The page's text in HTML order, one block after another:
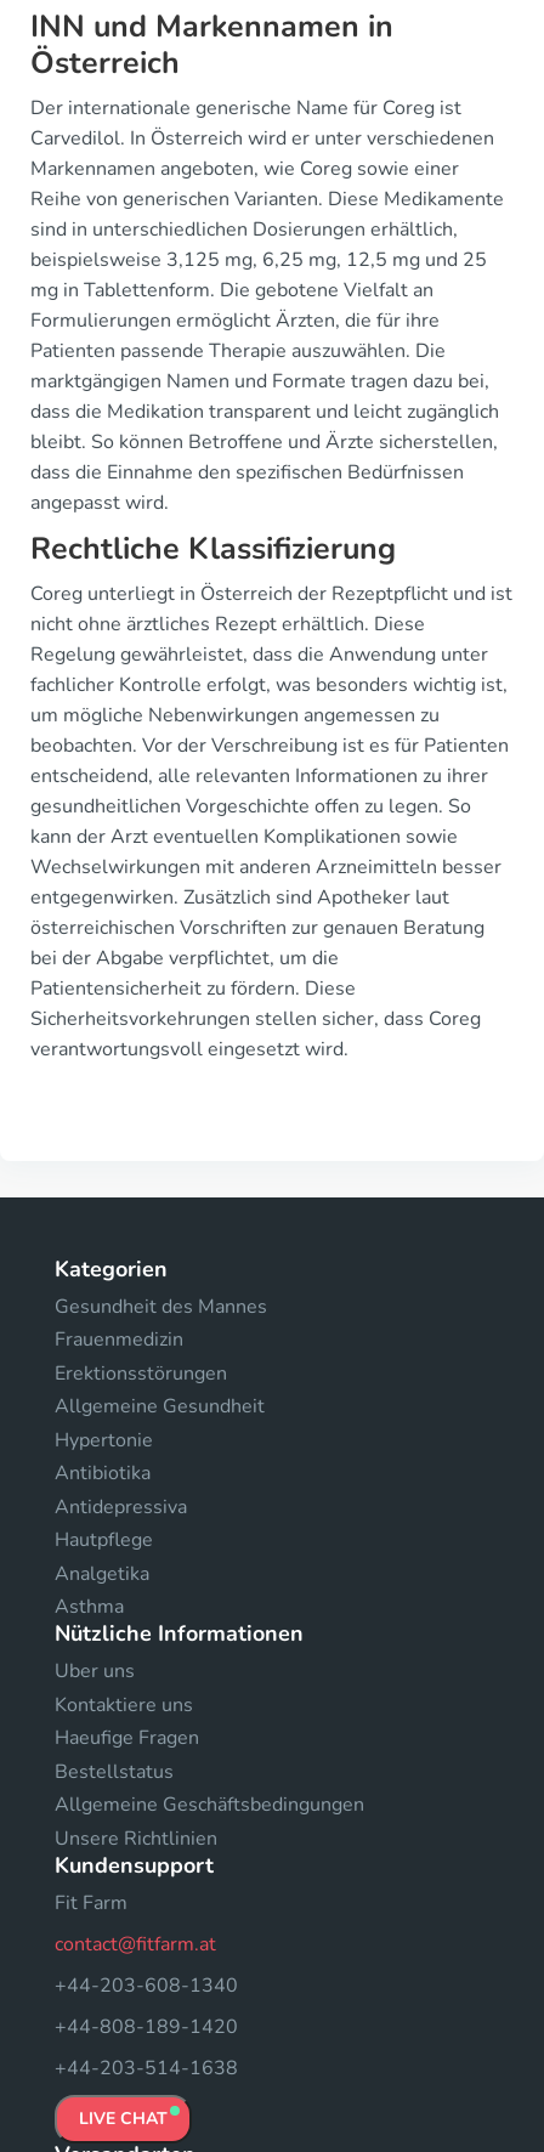
INN und Markennamen in
Österreich
Der internationale generische Name für Coreg ist
Carvedilol. In Österreich wird er unter verschiedenen
Markennamen angeboten, wie Coreg sowie einer
Reihe von generischen Varianten. Diese Medikamente
sind in unterschiedlichen Dosierungen erhältlich,
beispielsweise 3,125 mg, 6,25 mg, 12,5 mg und 25
mg in Tablettenform. Die gebotene Vielfalt an
Formulierungen ermöglicht Ärzten, die für ihre
Patienten passende Therapie auszuwählen. Die
marktgängigen Namen und Formate tragen dazu bei,
dass die Medikation transparent und leicht zugänglich
bleibt. So können Betroffene und Ärzte sicherstellen,
dass die Einnahme den spezifischen Bedürfnissen
angepasst wird.
Rechtliche Klassifizierung
Coreg unterliegt in Österreich der Rezeptpflicht und ist
nicht ohne ärztliches Rezept erhältlich. Diese
Regelung gewährleistet, dass die Anwendung unter
fachlicher Kontrolle erfolgt, was besonders wichtig ist,
um mögliche Nebenwirkungen angemessen zu
beobachten. Vor der Verschreibung ist es für Patienten
entscheidend, alle relevanten Informationen zu ihrer
gesundheitlichen Vorgeschichte offen zu legen. So
kann der Arzt eventuellen Komplikationen sowie
Wechselwirkungen mit anderen Arzneimitteln besser
entgegenwirken. Zusätzlich sind Apotheker laut
österreichischen Vorschriften zur genauen Beratung
bei der Abgabe verpflichtet, um die
Patientensicherheit zu fördern. Diese
Sicherheitsvorkehrungen stellen sicher, dass Coreg
verantwortungsvoll eingesetzt wird.
Kategorien
Gesundheit des Mannes
Frauenmedizin
Erektionsstörungen
Allgemeine Gesundheit
Hypertonie
Antibiotika
Antidepressiva
Hautpflege
Analgetika
Asthma
Nützliche Informationen
Uber uns
Kontaktiere uns
Haeufige Fragen
Bestellstatus
Allgemeine Geschäftsbedingungen
Unsere Richtlinien
Kundensupport
Fit Farm
contact@fitfarm.at
+44-203-608-1340
+44-808-189-1420
+44-203-514-1638
LIVE CHAT